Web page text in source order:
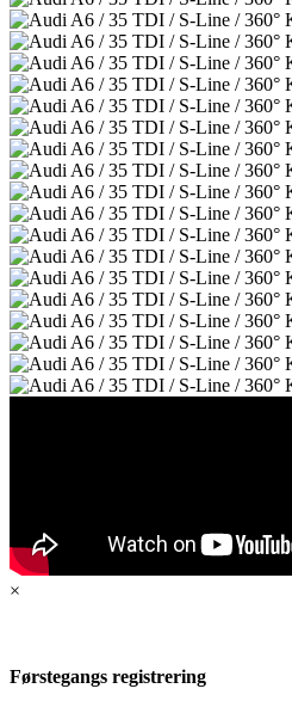
×
Førstegangs registrering